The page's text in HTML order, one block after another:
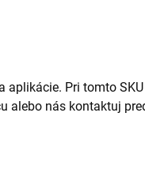
aplikácie. Pri tomto
alebo nás kontaktuj